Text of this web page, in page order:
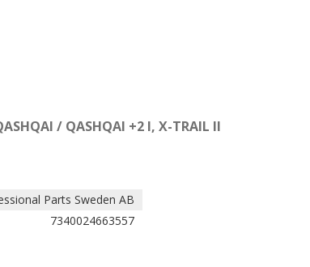
/ QASHQAI +2 I, X-TRAIL II
Parts Sweden AB
7340024663557